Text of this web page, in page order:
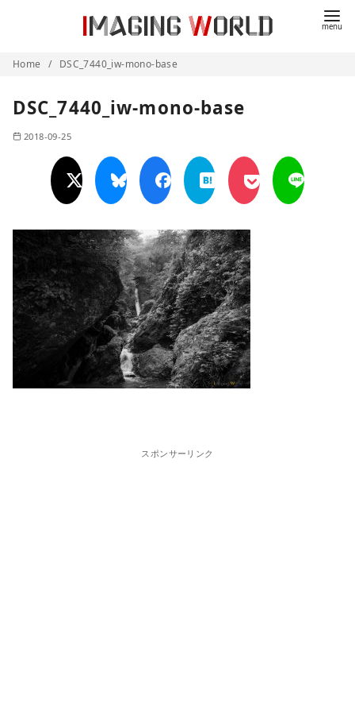
Home DSC_7440_iw-mono-base
DSC_7440_iw-mono-base
2018-09-25
スポンサーリンク